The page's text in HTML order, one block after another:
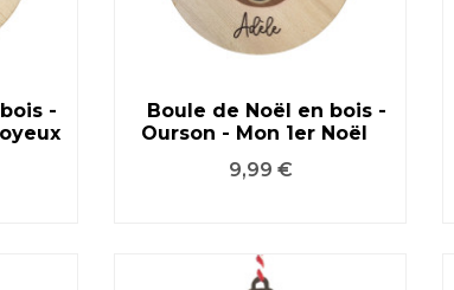
-
Boule de Noël en bois -
Ourson - Mon 1er Noël
Prix
9,99 €
VOIR LE PRODUIT